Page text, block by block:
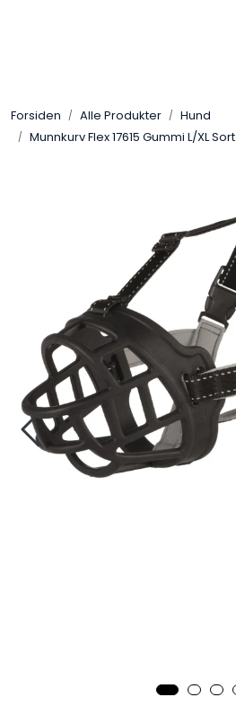
Forsiden Alle Produkter
Hund
Munnkurv Flex 17615 Gummi L/XL Sort
Leverandører